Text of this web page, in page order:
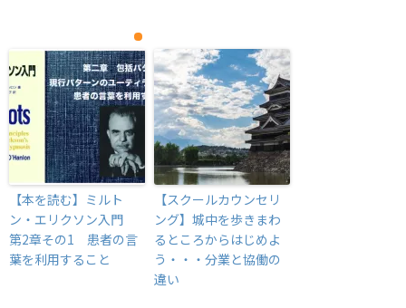
【本を読む】ミルト
ン・エリクソン入門
第2章その1 患者の言
葉を利用すること
【スクールカウンセリ
ング】城中を歩きまわ
るところからはじめよ
う・・・分業と協働の
違い